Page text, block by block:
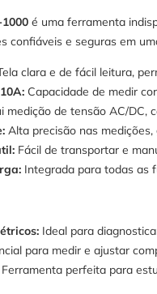
é uma ferramenta
confiáveis e seguras em
clara e de fácil leitura,
Capacidade de medir
medição de tensão AC/DC,
Alta precisão nas
Fácil de transportar e
Integrada para todas as
Ideal para
para medir e ajustar
Ferramenta perfeita para